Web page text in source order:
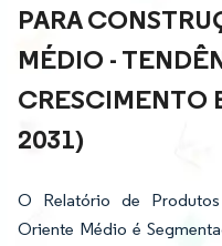
PARA
MÉDIO -
CRESCIMENTO
2031)
O Relatório de
Oriente Médio é